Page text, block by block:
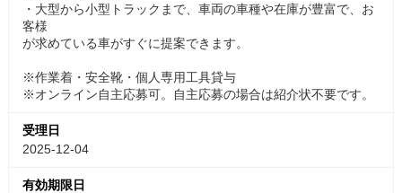
・大型から小型トラックまで、車両の車種や在庫が豊富で、お
客様
が求めている車がすぐに提案できます。
※作業着・安全靴・個人専用工具貸与
※オンライン自主応募可。自主応募の場合は紹介状不要です。
受理日
2025-12-04
有効期限日